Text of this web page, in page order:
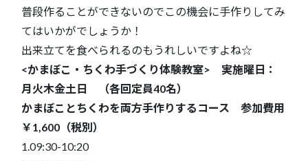
普段作ることができないのでこの機会に手作りしてみ
てはいかがでしょうか！
出来立てを食べられるのもうれしいですよね☆
<かまぼこ・ちくわ手づくり体験教室> 実施曜日：
月火木金土日 （各回定員40名）
かまぼことちくわを両方手作りするコース 参加費用
￥1,600（税別）
1.09:30-10:20